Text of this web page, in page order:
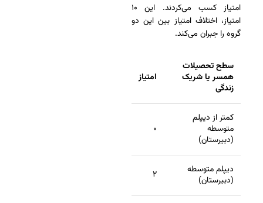
امتیاز کسب می‌کردند. این ۱۰
امتیاز، اختلاف امتیاز بین این دو
گروه را جبران می‌کند.
سطح تحصیلات
همسر یا شریک
زندگی
امتیاز
کمتر از دیپلم
متوسطه
(دبیرستان)
۰
دیپلم متوسطه
(دبیرستان)
۲